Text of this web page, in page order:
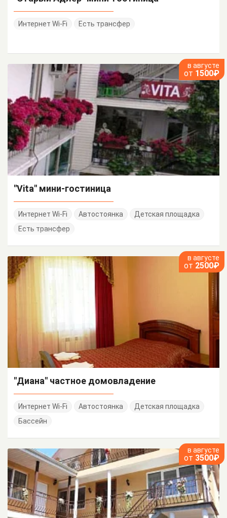
Интернет Wi-Fi Есть трансфер
в августе
от 1500₽
"Vita" мини-гостиница
Интернет Wi-Fi Автостоянка
Детская площадка
Есть трансфер
в августе
от 2500₽
"Диана" частное домовладение
Интернет Wi-Fi Автостоянка
Детская площадка
Бассейн
в августе
от 3500₽